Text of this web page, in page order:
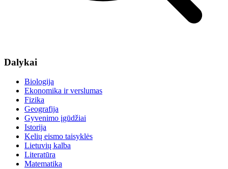
Dalykai
Biologija
Ekonomika ir verslumas
Fizika
Geografija
Gyvenimo įgūdžiai
Istorija
Kelių eismo taisyklės
Lietuvių kalba
Literatūra
Matematika